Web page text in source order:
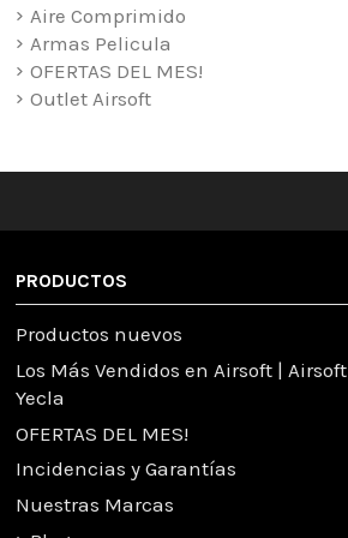
Aire Comprimido
Armas Pelicula
OFERTAS DEL MES!
Outlet Airsoft
PRODUCTOS
Productos nuevos
Los Más Vendidos en Airsoft | Airsoft
Yecla
OFERTAS DEL MES!
Incidencias y Garantías
Nuestras Marcas